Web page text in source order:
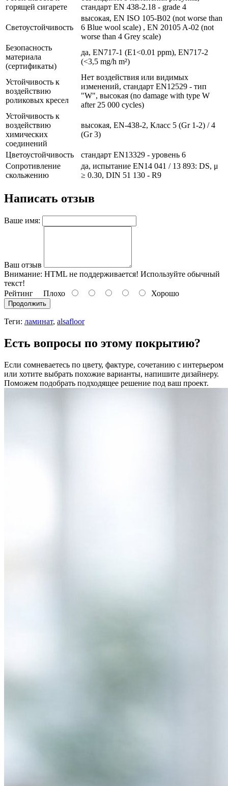
горящей сигарете
стандарт EN 438-2.18 - grade 4
Светоустойчивость
высокая, EN ISO 105-B02 (not worse than
6 Blue wool scale) , EN 20105 A-02 (not
worse than 4 Grey scale)
Безопасность
материала
(сертификаты)
да, EN717-1 (E1<0.01 ppm), EN717-2
(<3,5 mg/h m²)
Устойчивость к
воздействию
роликовых кресел
Нет воздействия или видимых
изменений, стандарт EN12529 - тип
"W", высокая (no damage with type W
after 25 000 cycles)
Устойчивость к
воздействию
химических
соединений
высокая, EN-438-2, Класс 5 (Gr 1-2) / 4
(Gr 3)
Цветоустойчивость
стандарт EN13329 - уровень 6
Сопротивление
скольжению
да, испытание EN14 041 / 13 893: DS, μ
≥ 0.30, DIN 51 130 - R9
Написать отзыв
Ваше имя:
Ваш отзыв
Внимание: HTML не поддерживается! Используйте обычный
текст!
Рейтинг Плохо Хорошо
Продолжить
Теги: ламинат, alsafloor
Есть вопросы по этому покрытию?
Если сомневаетесь по цвету, фактуре, сочетанию с интерьером
или хотите выбрать похожие варианты, напишите дизайнеру.
Поможем подобрать подходящее решение под ваш проект.